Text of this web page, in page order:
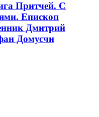
Притчей. С
Епископ
Дмитрий
Домусчи